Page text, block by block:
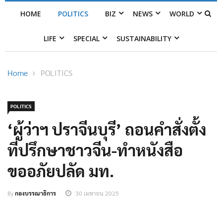
HOME POLITICS BIZ NEWS WORLD
LIFE SPECIAL SUSTAINABILITY
Home POLITICS
POLITICS
‘ผู้ว่าฯ ปราจีนบุรี’ ถอนคำสั่งตั้ง
ที่ปรึกษาชาวจีน-ทำหนังสือ
ขออภัยปลัด มท.
Byกองบรรณาธิการ 30 เมษายน 2025